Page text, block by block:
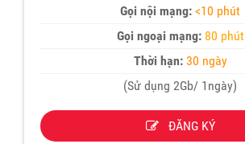
Gọi nội mạng: <10 phút
Gọi ngoại mạng: 80 phút
Thời hạn:30 ngày
(Sử dụng 2Gb/ 1ngày)
ĐĂNG KÝ